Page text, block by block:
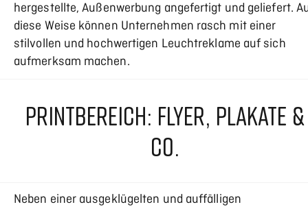
hergestellte, Außenwerbung angefertigt und geliefert.
diese Weise können Unternehmen rasch mit einer
stilvollen und hochwertigen Leuchtreklame auf sich
aufmerksam machen.
PRINTBEREICH: FLYER, PLAKATE &
CO.
Neben einer ausgeklügelten und auffälligen